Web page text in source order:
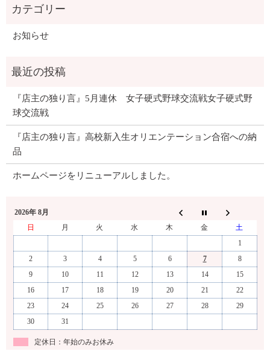
お知らせ
『店主の独り言』5月連休 女子硬式野球交流戦女子硬式野
球交流戦
『店主の独り言』高校新入生オリエンテーション合宿への納
品
ホームページをリニューアルしました。
2026年 8月
日
月 火 水 木 金
土
1
2
3 4 5 6 7
8
9
10 11 12 13 14
15
16
17 18 19 20 21
22
23
24 25 26 27 28
29
30
31
定休日：年始のみお休み